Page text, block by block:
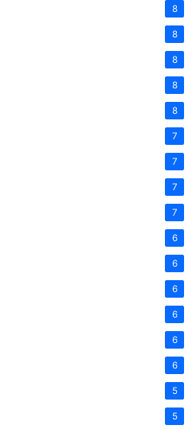
8
8
8
8
8
7
7
7
7
6
6
6
6
6
6
5
5